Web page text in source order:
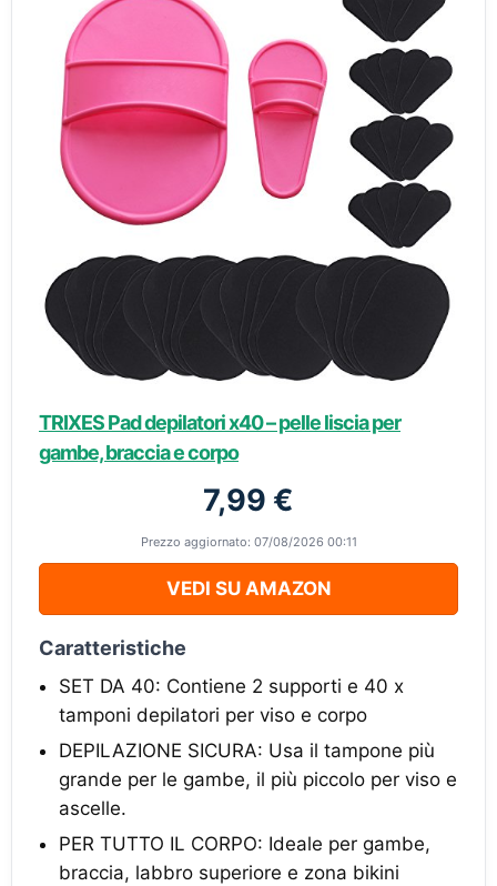
TRIXES Pad depilatori x40 – pelle liscia per
gambe, braccia e corpo
7,99 €
Prezzo aggiornato: 07/08/2026 00:11
VEDI SU AMAZON
Caratteristiche
SET DA 40: Contiene 2 supporti e 40 x
tamponi depilatori per viso e corpo
DEPILAZIONE SICURA: Usa il tampone più
grande per le gambe, il più piccolo per viso e
ascelle.
PER TUTTO IL CORPO: Ideale per gambe,
braccia, labbro superiore e zona bikini